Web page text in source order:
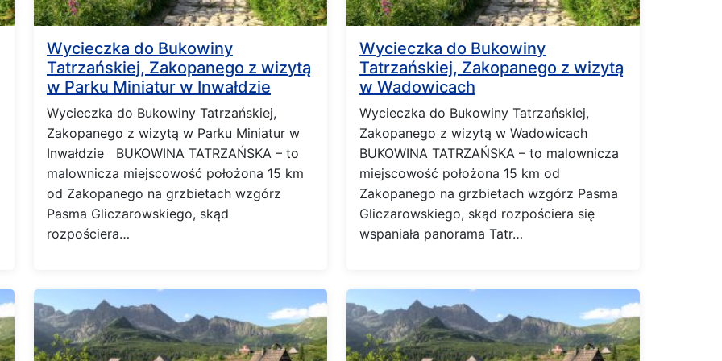
Wycieczka do Bukowiny
Tatrzańskiej, Zakopanego z wizytą
w Parku Miniatur w Inwałdzie
Wycieczka do Bukowiny Tatrzańskiej,
Zakopanego z wizytą w Parku Miniatur w
Inwałdzie BUKOWINA TATRZAŃSKA – to
malownicza miejscowość położona 15 km
od Zakopanego na grzbietach wzgórz
Pasma Gliczarowskiego, skąd
rozpościera…
Wycieczka do Bukowiny
Tatrzańskiej, Zakopanego z wizytą
w Wadowicach
Wycieczka do Bukowiny Tatrzańskiej,
Zakopanego z wizytą w Wadowicach
BUKOWINA TATRZAŃSKA – to malownicza
miejscowość położona 15 km od
Zakopanego na grzbietach wzgórz Pasma
Gliczarowskiego, skąd rozpościera się
wspaniała panorama Tatr…